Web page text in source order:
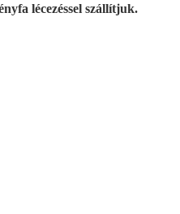
lécezéssel szállítjuk.